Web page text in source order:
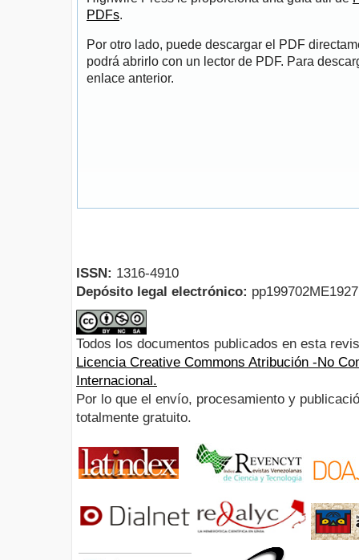
PDFs.
Por otro lado, puede descargar el PDF
podrá abrirlo con un lector de PDF. Para
enlace anterior.
ISSN: 1316-4910
Depósito legal electrónico:
Todos los documentos publicados en esta
Licencia Creative Commons Atribución -No
Internacional.
Por lo que el envío, procesamiento y
totalmente gratuito.